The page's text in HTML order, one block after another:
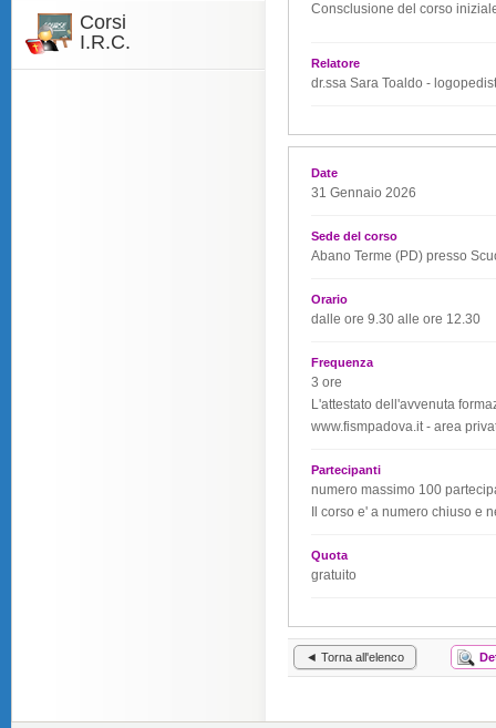
Corsi
I.R.C.
Consclusione del corso
Relatore
dr.ssa Sara Toaldo -
Date
31 Gennaio 2026
Sede del corso
Abano Terme (PD) presso
Orario
dalle ore 9.30 alle ore 12.30
Frequenza
3 ore
L'attestato dell'avvenuta
www.fismpadova.it - area
Partecipanti
numero massimo 100
Il corso e' a numero chiuso e
Quota
gratuito
◄ Torna all'elenco